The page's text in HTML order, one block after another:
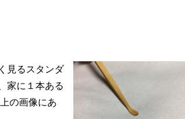
見るスタンダ
家に１本ある
の画像にあ